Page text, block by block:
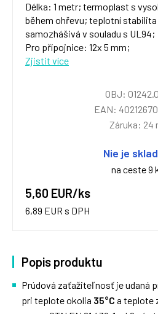
Délka: 1 metr; termoplast s
během ohřevu; teplotní stabilita
samozhášivá v souladu s UL94;
Pro přípojnice: 12x 5 mm;
Zjistit více
OBJ:
EAN:
Záruka: 24
Nie je
na ceste 9
5,60 EUR/ks
6,89 EUR s DPH
Popis produktu
Prúdová zaťažiteľnosť je udaná
pri teplote okolia 35°C a teplote